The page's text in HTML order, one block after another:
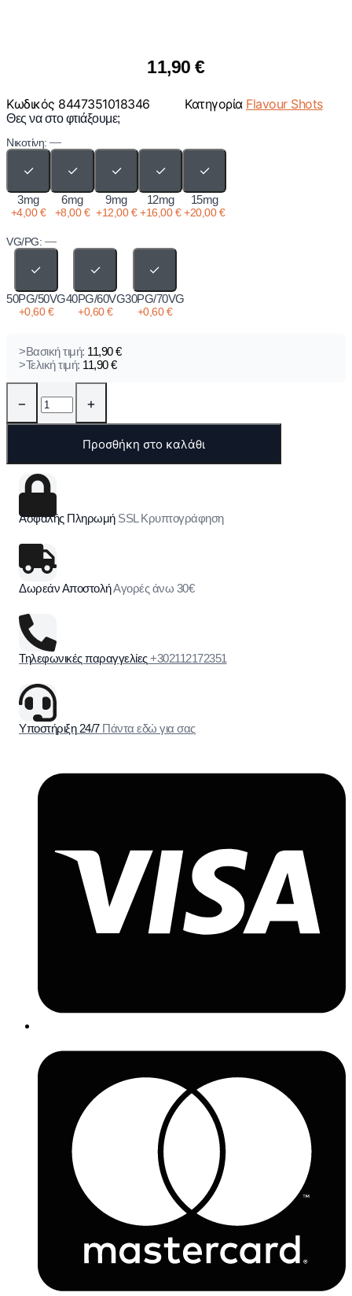
11,90€
Κωδικός 8447351018346 Κατηγορία Flavour Shots
Θες να στο φτιάξουμε;
Νικοτίνη: —
✓
3mg
+4,00€
✓
6mg
+8,00€
✓
9mg
+12,00€
✓
12mg
+16,00€
✓
15mg
+20,00€
VG/PG: —
✓
50PG/50VG
+0,60€
✓
40PG/60VG
+0,60€
✓
30PG/70VG
+0,60€
>Βασική τιμή: 11,90€
>Τελική τιμή: 11,90€
− +
Προσθήκη στο καλάθι
Ασφαλής Πληρωμή SSL Κρυπτογράφηση
Δωρεάν ΑποστολήΑγορές άνω 30€
Τηλεφωνικές παραγγελίες +302112172351
Υποστήριξη 24/7 Πάντα εδώ για σας